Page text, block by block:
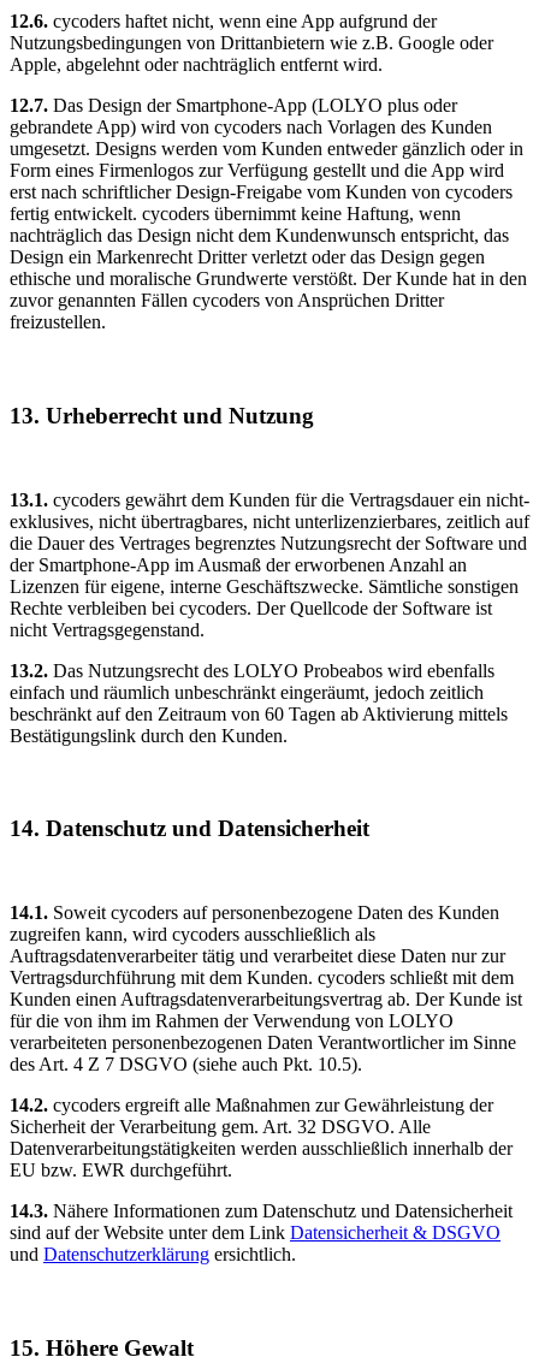
12.6. cycoders haftet nicht, wenn eine App aufgrund der
Nutzungsbedingungen von Drittanbietern wie z.B. Google oder
Apple, abgelehnt oder nachträglich entfernt wird.
12.7. Das Design der Smartphone-App (LOLYO plus oder
gebrandete App) wird von cycoders nach Vorlagen des Kunden
umgesetzt. Designs werden vom Kunden entweder gänzlich oder in
Form eines Firmenlogos zur Verfügung gestellt und die App wird
erst nach schriftlicher Design-Freigabe vom Kunden von cycoders
fertig entwickelt. cycoders übernimmt keine Haftung, wenn
nachträglich das Design nicht dem Kundenwunsch entspricht, das
Design ein Markenrecht Dritter verletzt oder das Design gegen
ethische und moralische Grundwerte verstößt. Der Kunde hat in den
zuvor genannten Fällen cycoders von Ansprüchen Dritter
freizustellen.
13. Urheberrecht und Nutzung
13.1. cycoders gewährt dem Kunden für die Vertragsdauer ein nicht-
exklusives, nicht übertragbares, nicht unterlizenzierbares, zeitlich auf
die Dauer des Vertrages begrenztes Nutzungsrecht der Software und
der Smartphone-App im Ausmaß der erworbenen Anzahl an
Lizenzen für eigene, interne Geschäftszwecke. Sämtliche sonstigen
Rechte verbleiben bei cycoders. Der Quellcode der Software ist
nicht Vertragsgegenstand.
13.2. Das Nutzungsrecht des LOLYO Probeabos wird ebenfalls
einfach und räumlich unbeschränkt eingeräumt, jedoch zeitlich
beschränkt auf den Zeitraum von 60 Tagen ab Aktivierung mittels
Bestätigungslink durch den Kunden.
14. Datenschutz und Datensicherheit
14.1. Soweit cycoders auf personenbezogene Daten des Kunden
zugreifen kann, wird cycoders ausschließlich als
Auftragsdatenverarbeiter tätig und verarbeitet diese Daten nur zur
Vertragsdurchführung mit dem Kunden. cycoders schließt mit dem
Kunden einen Auftragsdatenverarbeitungsvertrag ab. Der Kunde ist
für die von ihm im Rahmen der Verwendung von LOLYO
verarbeiteten personenbezogenen Daten Verantwortlicher im Sinne
des Art. 4 Z 7 DSGVO (siehe auch Pkt. 10.5).
14.2. cycoders ergreift alle Maßnahmen zur Gewährleistung der
Sicherheit der Verarbeitung gem. Art. 32 DSGVO. Alle
Datenverarbeitungstätigkeiten werden ausschließlich innerhalb der
EU bzw. EWR durchgeführt.
14.3. Nähere Informationen zum Datenschutz und Datensicherheit
sind auf der Website unter dem Link Datensicherheit & DSGVO
und Datenschutzerklärung ersichtlich.
15. Höhere Gewalt